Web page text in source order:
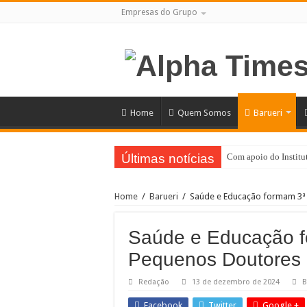
Empresas do Grupo
Home Quem Somos Barueri
Últimas notícias Com apoio do
Evento gratuito
Greve na CPTM:
No Dia dos Pais,
SESI Santana de
Home / Barueri / Saúde e Educação formam
Saúde e Educação
Pequenos Doutores
Redação 13 de dezembro de 2024